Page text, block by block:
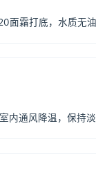
面霜打底，水质无油
内通风降温，保持淡